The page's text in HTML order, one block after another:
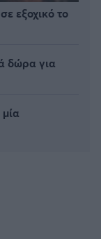
εξοχικό το
δώρα για